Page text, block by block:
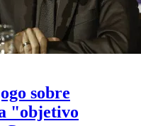
sobre
"objetivo